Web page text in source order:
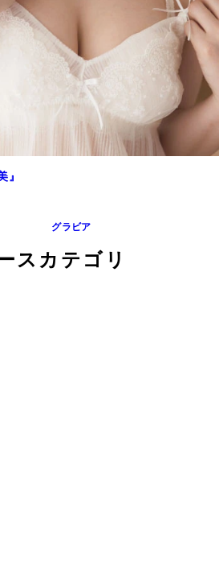
』
グラビア
スカテゴリ